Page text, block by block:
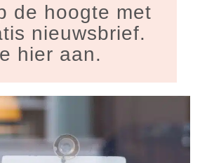
de hoogte met
nieuwsbrief.
hier aan.